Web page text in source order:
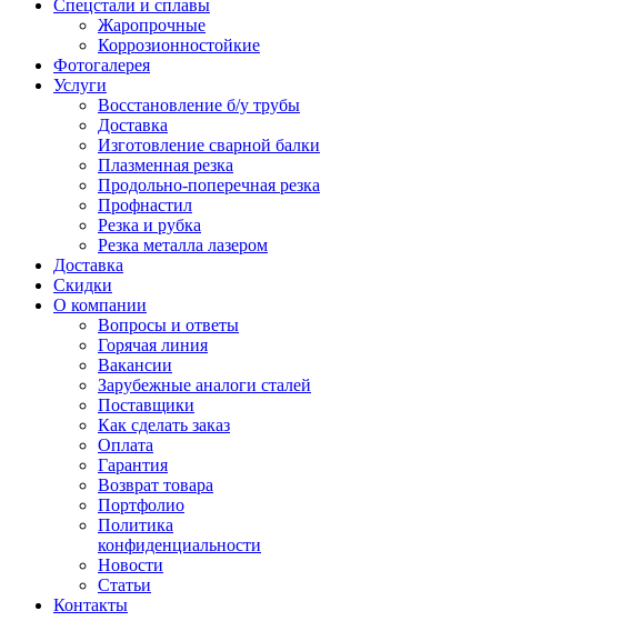
Спецстали и сплавы
Жаропрочные
Коррозионностойкие
Фотогалерея
Услуги
Восстановление б/у трубы
Доставка
Изготовление сварной балки
Плазменная резка
Продольно-поперечная резка
Профнастил
Резка и рубка
Резка металла лазером
Доставка
Скидки
О компании
Вопросы и ответы
Горячая линия
Вакансии
Зарубежные аналоги сталей
Поставщики
Как сделать заказ
Оплата
Гарантия
Возврат товара
Портфолио
Политика
конфиденциальности
Новости
Статьи
Контакты